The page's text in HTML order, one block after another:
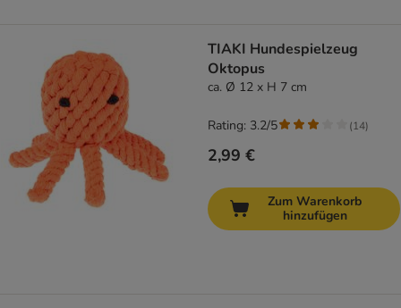
TIAKI Hundespielzeug
Oktopus
ca. Ø 12 x H 7 cm
2,99 €
Rating: 3.2/5 (14)
Zum Warenkorb
hinzufügen